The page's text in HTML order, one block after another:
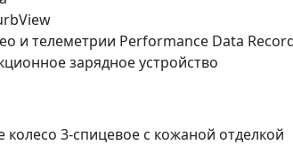
и телеметрии Performance Data
зарядное устройство
колесо 3-спицевое с кожаной отделкой